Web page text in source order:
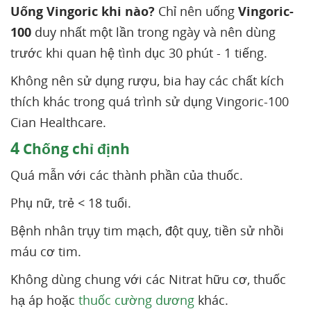
Uống Vingoric khi nào? Chỉ nên uống Vingoric-
100 duy nhất một lần trong ngày và nên dùng
trước khi quan hệ tình dục 30 phút - 1 tiếng.
Không nên sử dụng rượu, bia hay các chất kích
thích khác trong quá trình sử dụng Vingoric-100
Cian Healthcare.
4 Chống chỉ định
Quá mẫn với các thành phần của thuốc.
Phụ nữ, trẻ < 18 tuổi.
Bệnh nhân trụy tim mạch, đột quỵ, tiền sử nhồi
máu cơ tim.
Không dùng chung với các Nitrat hữu cơ, thuốc
hạ áp hoặc thuốc cường dương khác.